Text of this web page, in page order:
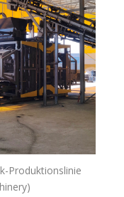
Produktionslinie